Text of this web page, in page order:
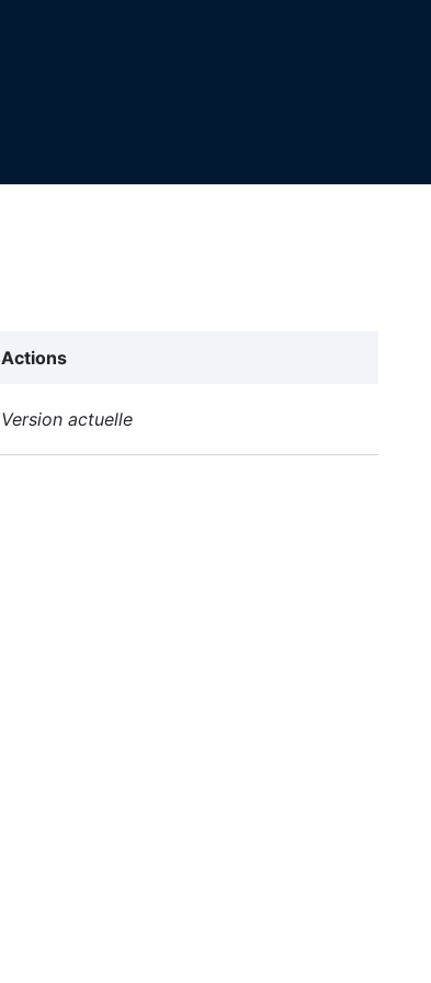
Actions
Version actuelle